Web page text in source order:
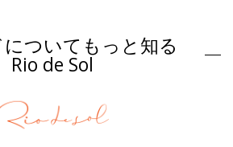
de Sol
組成物
14% Elastane (LYCRA XTRA LIFE) Oeko-
商品情報
ニボトム
ついてもっと知る
Rio de Sol